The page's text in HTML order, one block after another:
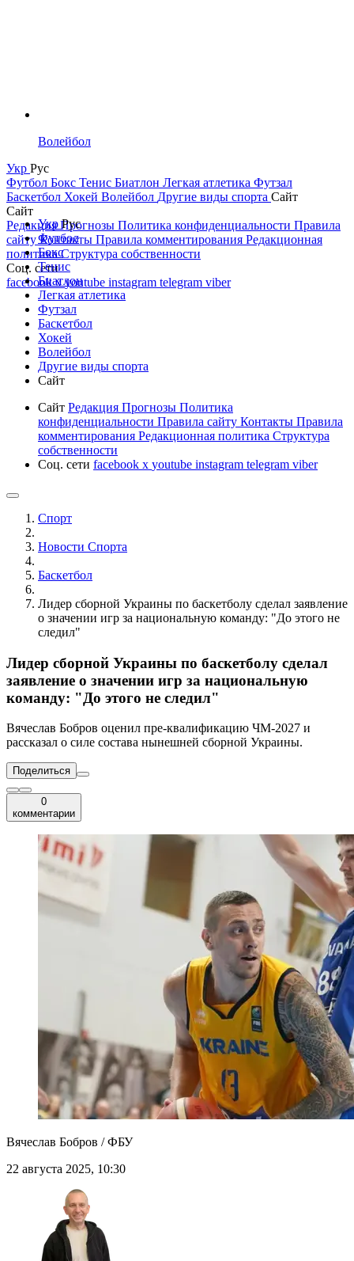
Волейбол
Укр Рус
Футбол Бокс Тенис Биатлон Легкая атлетика Футзал
Баскетбол Хокей Волейбол Другие виды спорта Сайт
Сайт
РедакцияПрогнозы Политика конфиденциальности Правила
сайтуКонтакты Правила комментирования Редакционная
политикаСтруктура собственности
Соц. сети
facebookxyoutube instagram telegram viber
УкрРус
Футбол
Бокс
Тенис
Биатлон
Легкая атлетика
Футзал
Баскетбол
Хокей
Волейбол
Другие виды спорта
Сайт
Сайт Редакция Прогнозы Политика
конфиденциальности Правила сайту Контакты Правила
комментирования Редакционная политика Структура
собственности
Соц. сети facebook x youtube instagram telegram viber
Спорт
Новости Cпорта
Баскетбол
Лидер сборной Украины по баскетболу сделал заявление
о значении игр за национальную команду: "До этого не
следил"
Лидер сборной Украины по баскетболу сделал
заявление о значении игр за национальную
команду: "До этого не следил"
Вячеслав Бобров оценил пре-квалификацию ЧМ-2027 и
рассказал о силе состава нынешней сборной Украины.
Поделиться
0
комментарии
Вячеслав Бобров / ФБУ
22 августа 2025, 10:30